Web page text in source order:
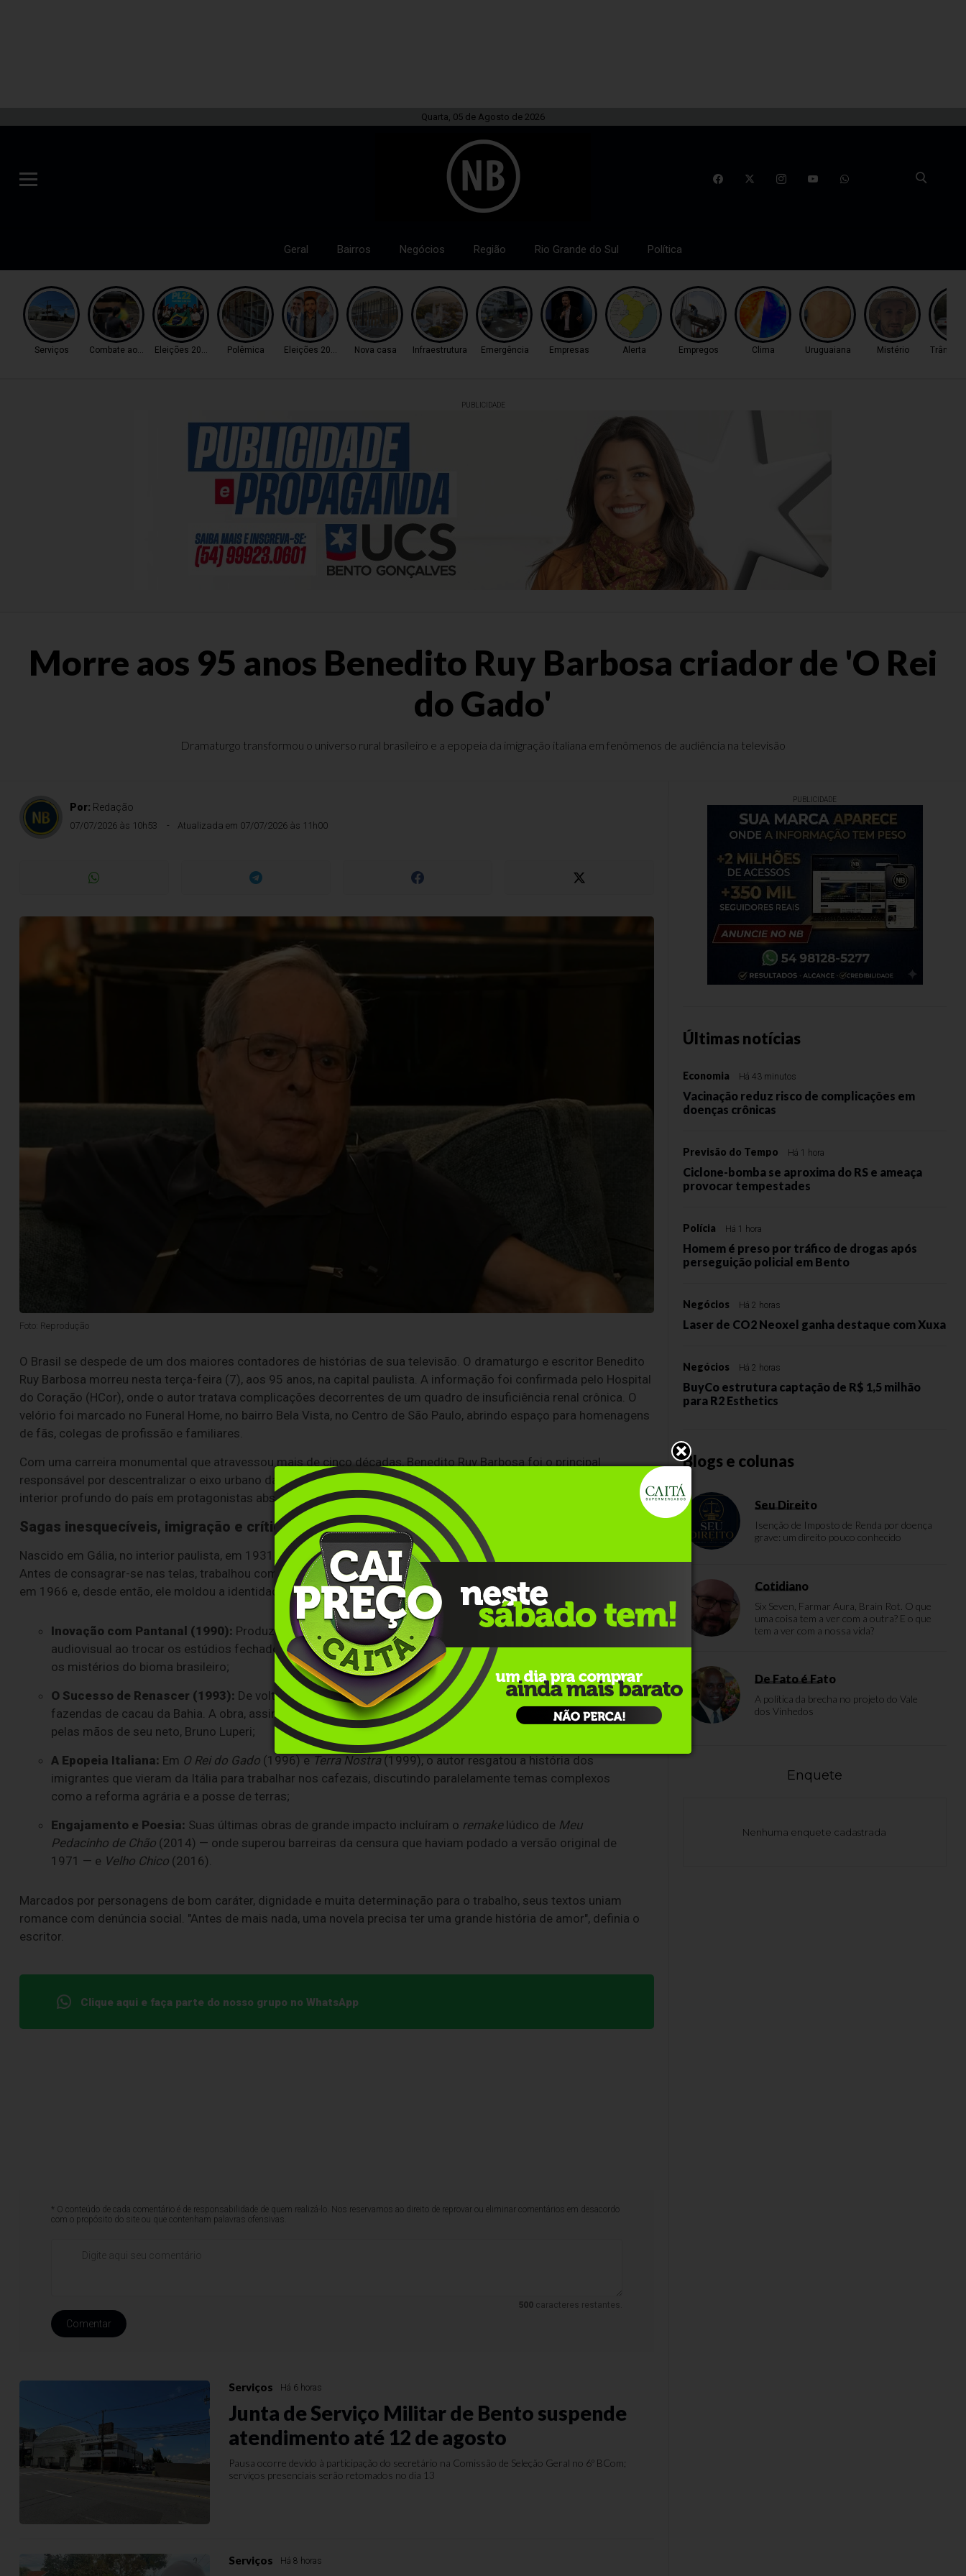
Quarta, 05 de Agosto de 2026
Geral Bairros Negócios Região Rio Grande do Sul Política
Serviços Combate ao TráficoEleições 2026 Polêmica Eleições 2026 Nova casa Infraestrutura Emergência Empresas Alerta Empregos Clima Uruguaiana Mistério Trânsito
PUBLICIDADE
Morre aos 95 anos Benedito Ruy Barbosa criador de 'O Rei
do Gado'
Dramaturgo transformou o universo rural brasileiro e a epopeia da imigração italiana em fenômenos de audiência na televisão
Por: Redação
07/07/2026 às 10h53 Atualizada em 07/07/2026 às 11h00
Foto: Reprodução
O Brasil se despede de um dos maiores contadores de histórias de sua televisão. O dramaturgo e escritor Benedito
Ruy Barbosa morreu nesta terça-feira (7), aos 95 anos, na capital paulista. A informação foi confirmada pelo Hospital
do Coração (HCor), onde o autor tratava complicações decorrentes de um quadro de insuficiência renal crônica. O
velório foi marcado no Funeral Home, no bairro Bela Vista, no Centro de São Paulo, abrindo espaço para homenagens
de fãs, colegas de profissão e familiares.
Com uma carreira monumental que atravessou mais de cinco décadas, Benedito Ruy Barbosa foi o principal
responsável por descentralizar o eixo urbano das novelas brasileiras, transformando o campo, a lida da terra e o
interior profundo do país em protagonistas absolutos da teledramaturgia nacional.
Sagas inesquecíveis, imigração e crítica social
Nascido em Gália, no interior paulista, em 1931, Benedito conviveu desde a infância com colônias de imigrantes.
Antes de consagrar-se nas telas, trabalhou como vendedor, faxineiro e revisor de jornal. Sua estreia na TV ocorreu
em 1966 e, desde então, ele moldou a identidade cultural do país por meio de obras-primas:
Inovação com Pantanal (1990): Produzida na TV Manchete, a trama revolucionou o mercado
audiovisual ao trocar os estúdios fechados por deslumbrantes locações externas, explorando a força e
os mistérios do bioma brasileiro;
O Sucesso de Renascer (1993): De volta à TV Globo, criou a saga do coronel José Inocêncio nas
fazendas de cacau da Bahia. A obra, assim como Pantanal, ganhou um aclamado
remake
décadas depois
pelas mãos de seu neto, Bruno Luperi;
A Epopeia Italiana: Em O Rei do Gado (1996) e Terra Nostra (1999), o autor resgatou a história dos
imigrantes que vieram da Itália para trabalhar nos cafezais, discutindo paralelamente temas complexos
como a reforma agrária e a posse de terras;
Engajamento e Poesia: Suas últimas obras de grande impacto incluíram o remakelúdico de Meu
Pedacinho de Chão (2014) — onde superou barreiras da censura que haviam podado a versão original de
1971 — e Velho Chico (2016).
Marcados por personagens de bom caráter, dignidade e muita determinação para o trabalho, seus textos uniam
romance com denúncia social. "Antes de mais nada, uma novela precisa ter uma grande história de amor", definia o
escritor.
Clique aqui e faça parte do nosso grupo no WhatsApp
* O conteúdo de cada comentário é de responsabilidade de quem realizá-lo. Nos reservamos ao direito de reprovar ou eliminar comentários em desacordo
com o propósito do site ou que contenham palavras ofensivas.
500caracteres restantes.
Comentar
Serviços Há 6 horas
Junta de Serviço Militar de Bento suspende
atendimento até 12 de agosto
Pausa ocorre devido à participação do secretário na Comissão de Seleção Geral no 6º BCom;
serviços presenciais serão retomados no dia 13
Serviços Há 8 horas
PUBLICIDADE
Últimas notícias
Economia Há 43 minutos
Vacinação reduz risco de complicações em
doenças crônicas
Previsão do Tempo Há 1 hora
Ciclone-bomba se aproxima do RS e ameaça
provocar tempestades
Polícia Há 1 hora
Homem é preso por tráfico de drogas após
perseguição policial em Bento
Negócios Há 2 horas
Laser de CO2 Neoxel ganha destaque com Xuxa
Negócios Há 2 horas
BuyCo estrutura captação de R$ 1,5 milhão
para R2 Esthetics
Blogs e colunas
Seu Direito
Isenção de Imposto de Renda por doença
grave: um direito pouco conhecido
Cotidiano
Six Seven, Farmar Aura, Brain Rot. O que
uma coisa tem a ver com a outra? E o que
tem a ver com a nossa vida?
De Fato é Fato
A política da brecha no projeto do Vale
dos Vinhedos
Enquete
Nenhuma enquete cadastrada